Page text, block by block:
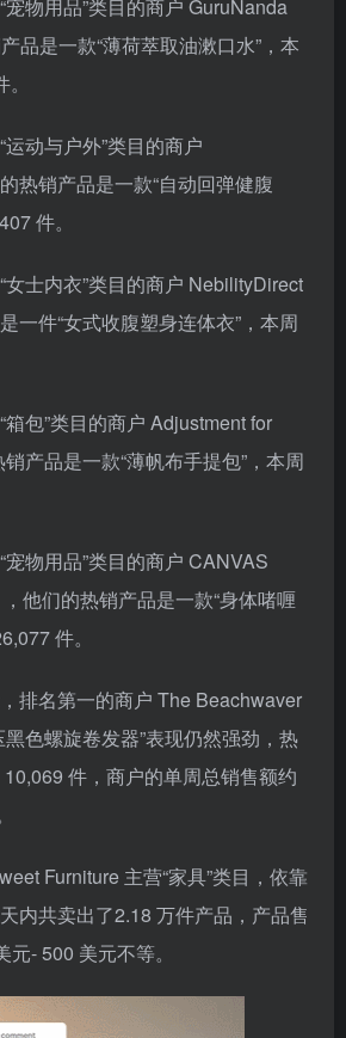
物用品”类目的商户 GuruNanda
品是一款“薄荷萃取油漱口水”，本
动与户外”类目的商户
热销产品是一款“自动回弹健腹
件。
士内衣”类目的商户 NebilityDirect
一件“女式收腹塑身连体衣”，本周
包”类目的商户 Adjustment for
产品是一款“薄帆布手提包”，本周
物用品”类目的商户 CANVAS
他们的热销产品是一款“身体啫喱
件。
排名第一的商户 The Beachwaver
色螺旋卷发器”表现仍然强劲，热
件，商户的单周总销售额约
Furniture 主营“家具”类目，依靠
内共卖出了2.18 万件产品，产品售
- 500 美元不等。